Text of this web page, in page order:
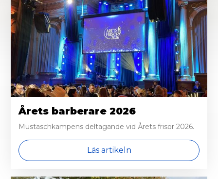
Årets barberare 2026
Mustaschkampens deltagande vid Årets frisör 2026.
Läs artikeln